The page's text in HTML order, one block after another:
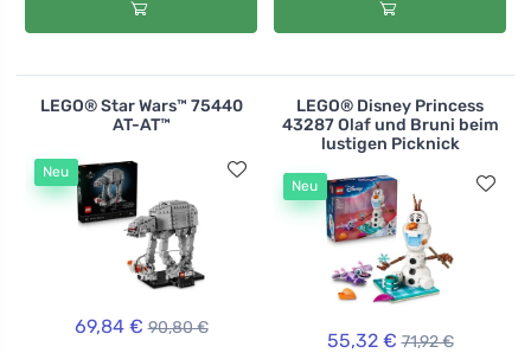
LEGO® Star Wars™ 75440
AT-AT™
Neu
69,84 € 90,80 €
LEGO® Disney Princess
43287 Olaf und Bruni beim
lustigen Picknick
Neu
55,32 € 71,92 €